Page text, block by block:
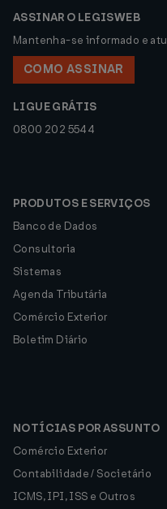
ASSINAR O LEGISWEB
Mantenha-se informado e
COMO ASSINAR
LIGUE GRÁTIS
0800 202 5544
PRODUTOS E SERVIÇOS
Banco de Dados
Consultoria
Sistemas
Agenda Tributária
Comércio Exterior
Boletim Diário
NOTÍCIAS POR ASSUNTO
Comércio Exterior
Contabilidade / Societário
ICMS, IPI, ISS e Outros